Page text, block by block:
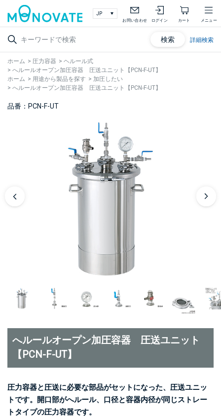
お問い合わせ ログイン カート メニュー
検索 詳細検索
ホーム > 圧力容器 > ヘルール式
> へルールオープン加圧容器 圧送ユニット【PCN-F-UT】
ホーム > 用途から製品を探す > 加圧したい
> へルールオープン加圧容器 圧送ユニット【PCN-F-UT】
品番：PCN-F-UT
へルールオープン加圧容器 圧送ユニット
【PCN-F-UT】
圧力容器と圧送に必要な部品がセットになった、圧送ユニッ
トです。開口部がへルール、口径と容器内径が同じストレー
トタイプの圧力容器です。